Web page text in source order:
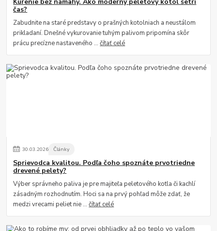
Kúrenie bez námahy. Ako moderný peletový kotol šetrí
čas?
Zabudnite na staré predstavy o prašných kotolniach a neustálom
prikladaní. Dnešné vykurovanie tuhým palivom pripomína skôr
prácu precízne nastaveného ...čítať celé
30.03.2026 Články
Sprievodca kvalitou. Podľa čoho spoznáte prvotriedne
drevené pelety?
Výber správneho paliva je pre majiteľa peletového kotla či kachlí
zásadným rozhodnutím. Hoci sa na prvý pohľad môže zdať, že
medzi vrecami peliet nie ...čítať celé